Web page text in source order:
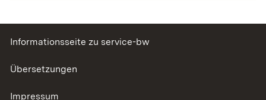
Informationsseite zu service-bw
Übersetzungen
Impressum